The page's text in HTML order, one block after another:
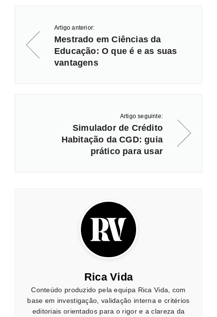
Artigo anterior:
Mestrado em Ciências da
Educação: O que é e as suas
vantagens
Artigo seguinte:
Simulador de Crédito
Habitação da CGD: guia
prático para usar
Rica Vida
Conteúdo produzido pela equipa Rica Vida, com
base em investigação, validação interna e critérios
editoriais orientados para o rigor e a clareza da